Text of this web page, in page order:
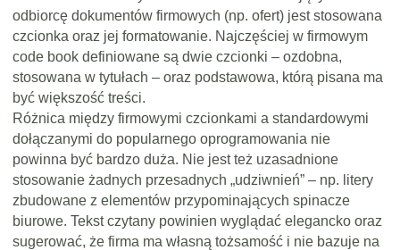
odbiorcę dokumentów firmowych (np. ofert) jest stosowana
czcionka oraz jej formatowanie. Najczęściej w firmowym
code book definiowane są dwie czcionki – ozdobna,
stosowana w tytułach – oraz podstawowa, którą pisana ma
być większość treści.
Różnica między firmowymi czcionkami a standardowymi
dołączanymi do popularnego oprogramowania nie
powinna być bardzo duża. Nie jest też uzasadnione
stosowanie żadnych przesadnych „udziwnień” – np. litery
zbudowane z elementów przypominających spinacze
biurowe. Tekst czytany powinien wyglądać elegancko oraz
sugerować, że firma ma własną tożsamość i nie bazuje na